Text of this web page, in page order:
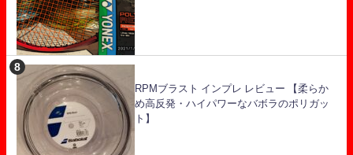
RPMブラスト インプレ レビュー 【柔らか
め高反発・ハイパワーなバボラのポリガッ
ト】